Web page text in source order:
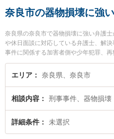
奈良市の器物損壊に強
奈良県の奈良市で器物損壊に強い弁護
や休日面談に対応している弁護士、解
事件に関係する加害者側や少年犯罪、
込み検索もでき便利です。特に南都総
法律事務所の岡本 卓也弁護士、南都総
のトラブル解決の実績豊富な近くの弁
物損壊を法律相談できる奈良市内の弁
相談者さんにおすすめです。
エリア 奈良県、奈良市
相談内容 刑事事件、器物損壊
詳細条件 未選択